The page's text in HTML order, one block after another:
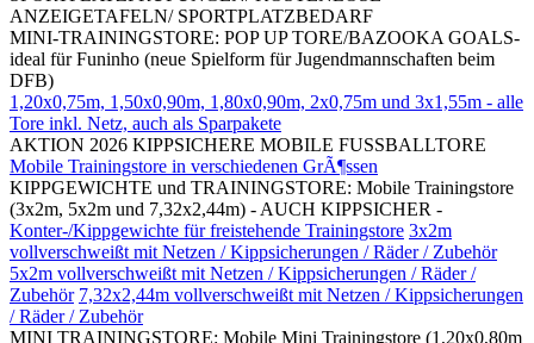
ANZEIGETAFELN/ SPORTPLATZBEDARF
MINI-TRAININGSTORE: POP UP TORE/BAZOOKA GOALS-
ideal für Funinho (neue Spielform für Jugendmannschaften beim
DFB)
1,20x0,75m, 1,50x0,90m, 1,80x0,90m, 2x0,75m und 3x1,55m - alle
Tore inkl. Netz, auch als Sparpakete
AKTION 2026 KIPPSICHERE MOBILE FUSSBALLTORE
Mobile Trainingstore in verschiedenen GrÃ¶ssen
KIPPGEWICHTE und TRAININGSTORE: Mobile Trainingstore
(3x2m, 5x2m und 7,32x2,44m) - AUCH KIPPSICHER -
Konter-/Kippgewichte für freistehende Trainingstore 3x2m
vollverschweißt mit Netzen / Kippsicherungen / Räder / Zubehör
5x2m vollverschweißt mit Netzen / Kippsicherungen / Räder /
Zubehör 7,32x2,44m vollverschweißt mit Netzen / Kippsicherungen
/ Räder / Zubehör
MINI TRAININGSTORE: Mobile Mini Trainingstore (1,20x0,80m